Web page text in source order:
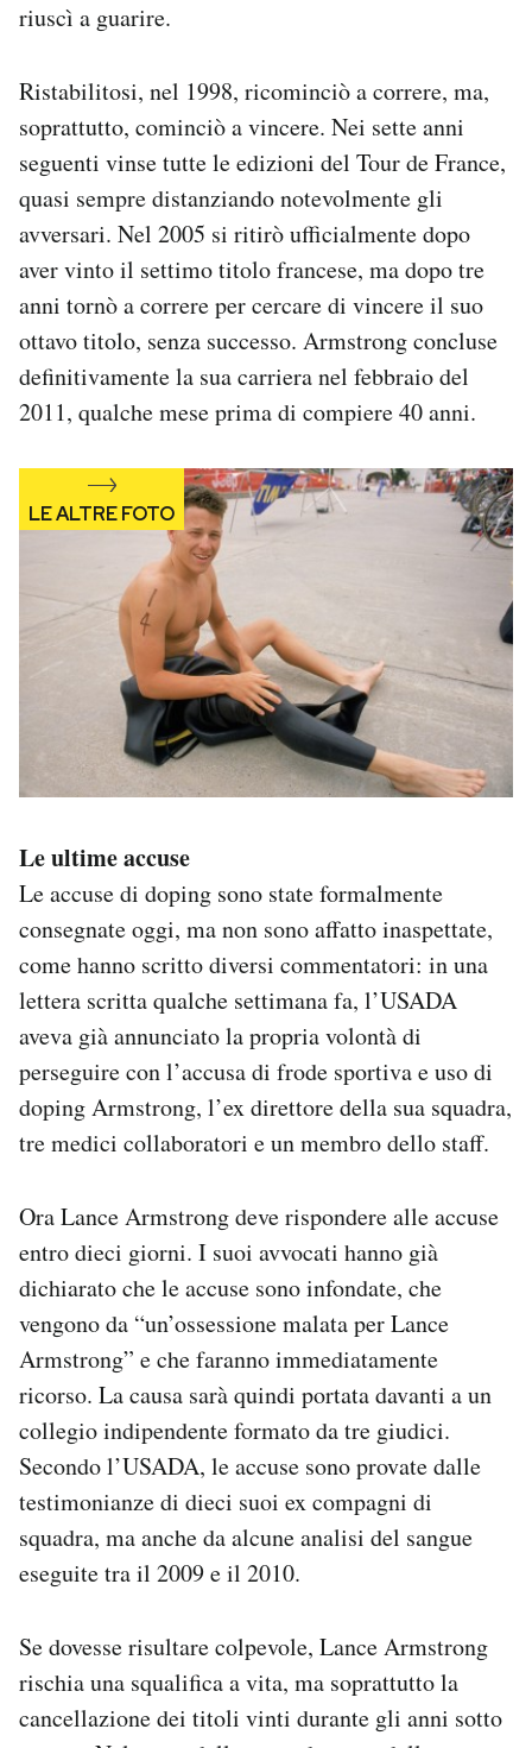
riuscì a guarire.
Ristabilitosi, nel 1998, ricominciò a correre, ma,
soprattutto, cominciò a vincere. Nei sette anni
seguenti vinse tutte le edizioni del Tour de France,
quasi sempre distanziando notevolmente gli
avversari. Nel 2005 si ritirò ufficialmente dopo
aver vinto il settimo titolo francese, ma dopo tre
anni tornò a correre per cercare di vincere il suo
ottavo titolo, senza successo. Armstrong concluse
definitivamente la sua carriera nel febbraio del
2011, qualche mese prima di compiere 40 anni.
Le ultime accuse
Le accuse di doping sono state formalmente
consegnate oggi, ma non sono affatto inaspettate,
come hanno scritto diversi commentatori: in una
lettera scritta qualche settimana fa, l’USADA
aveva già annunciato la propria volontà di
perseguire con l’accusa di frode sportiva e uso di
doping Armstrong, l’ex direttore della sua squadra,
tre medici collaboratori e un membro dello staff.
Ora Lance Armstrong deve rispondere alle accuse
entro dieci giorni. I suoi avvocati hanno già
dichiarato che le accuse sono infondate, che
vengono da “un’ossessione malata per Lance
Armstrong” e che faranno immediatamente
ricorso. La causa sarà quindi portata davanti a un
collegio indipendente formato da tre giudici.
Secondo l’USADA, le accuse sono provate dalle
testimonianze di dieci suoi ex compagni di
squadra, ma anche da alcune analisi del sangue
eseguite tra il 2009 e il 2010.
Se dovesse risultare colpevole, Lance Armstrong
rischia una squalifica a vita, ma soprattutto la
cancellazione dei titoli vinti durante gli anni sotto